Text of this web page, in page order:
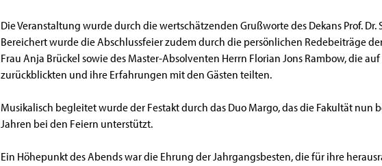
Die Veranstaltung wurde durch die wertschätzenden Grußworte des Dekans Prof. Dr.
Bereichert wurde die Abschlussfeier zudem durch die persönlichen Redebeiträge
Frau Anja Brückel sowie des Master-Absolventen Herrn Florian Jons Rambow, die
zurückblickten und ihre Erfahrungen mit den Gästen teilten.
Musikalisch begleitet wurde der Festakt durch das Duo Margo, das die Fakultät nun
Jahren bei den Feiern unterstützt.
Ein Höhepunkt des Abends war die Ehrung der Jahrgangsbesten, die für ihre